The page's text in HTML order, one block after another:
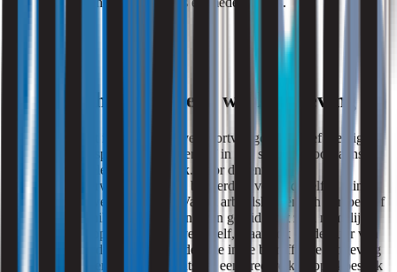
Een sporthal is ook een werkomgeving
Dat laatste krijgt in discussies over sportvastgoed relatief weinig
aandacht. Voor sporters is een verblijf in een sporthal doorgaans
beperkt tot enkele uren per week. Voor docenten
bewegingsonderwijs, trainers en beheerders vormt dezelfde ruimte
een dagelijkse werkomgeving. Vanuit arbeidshygiënisch perspectief
maakt dit verschil. De beoordeling van geluid richt zich namelijk
niet uitsluitend op het geluidsniveau zelf, maar ook op de duur van
blootstelling en de werkzaamheden die in de betreffende omgeving
worden uitgevoerd. Daarmee ontstaat een bredere kijk op akoestiek